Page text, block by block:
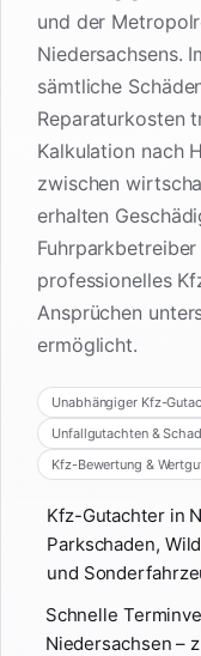
und der
Niedersachsens.
sämtliche
Reparaturkosten
Kalkulation nach
zwischen
erhalten
professionelles
Ansprüchen
ermöglicht.
Unabhängiger Kfz-
Unfallgutachten &
Kfz-Bewertung &
Kfz-Gutachter in
Parkschaden,
und
Schnelle
Niedersachsen –